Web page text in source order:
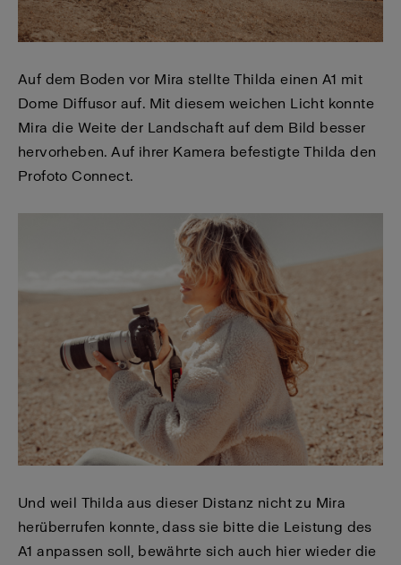
Auf dem Boden vor Mira stellte Thilda einen A1 mit
Dome Diffusor auf. Mit diesem weichen Licht konnte
Mira die Weite der Landschaft auf dem Bild besser
hervorheben. Auf ihrer Kamera befestigte Thilda den
Profoto Connect.
Und weil Thilda aus dieser Distanz nicht zu Mira
herüberrufen konnte, dass sie bitte die Leistung des
A1 anpassen soll, bewährte sich auch hier wieder die